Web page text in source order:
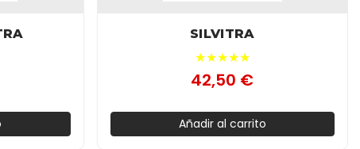
SILVITRA
★★★★★
42,50 €
Añadir al carrito